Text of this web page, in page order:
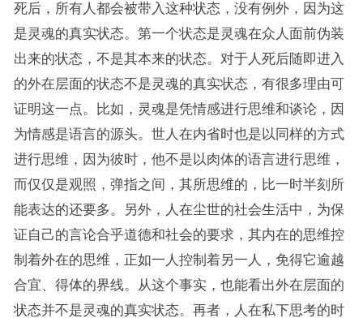
死后，所有人都会被带入这种状态，没有例外，因为这
是灵魂的真实状态。第一个状态是灵魂在众人面前伪装
出来的状态，不是其本来的状态。对于人死后随即进入
的外在层面的状态不是灵魂的真实状态，有很多理由可
证明这一点。比如，灵魂是凭情感进行思维和谈论，因
为情感是语言的源头。世人在内省时也是以同样的方式
进行思维，因为彼时，他不是以肉体的语言进行思维，
而仅仅是观照，弹指之间，其所思维的，比一时半刻所
能表达的还要多。另外，人在尘世的社会生活中，为保
证自己的言论合乎道德和社会的要求，其内在的思维控
制着外在的思维，正如一人控制着另一人，免得它逾越
合宜、得体的界线。从这个事实，也能看出外在层面的
状态并不是灵魂的真实状态。再者，人在私下思考的时